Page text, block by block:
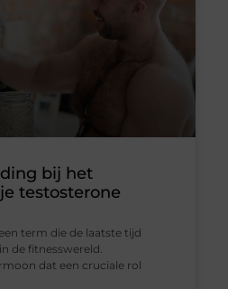
bij het
testosterone
term die de laatste tijd
de fitnesswereld.
dat een cruciale rol